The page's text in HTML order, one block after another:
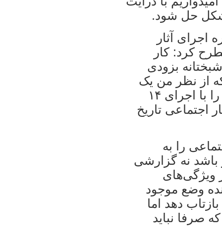
حل شود.
آثار
کرد: کار
بزودی
از نظر من يک
کار اجتماعی است و می‌توانيم اين اجرا را با اجرای ۱۴
اجتماعی تاريخ
را به
باشد نه گزارشی
ويژگی‌های
وضع موجود
دهد اما
صرفا نبايد